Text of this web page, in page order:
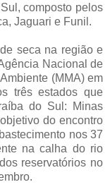
composto pelos
Jaguari e Funil.
seca na região e
Nacional de
(MMA) em
três estados que
do Sul: Minas
do encontro
nos 37
na calha do rio
reservatórios no